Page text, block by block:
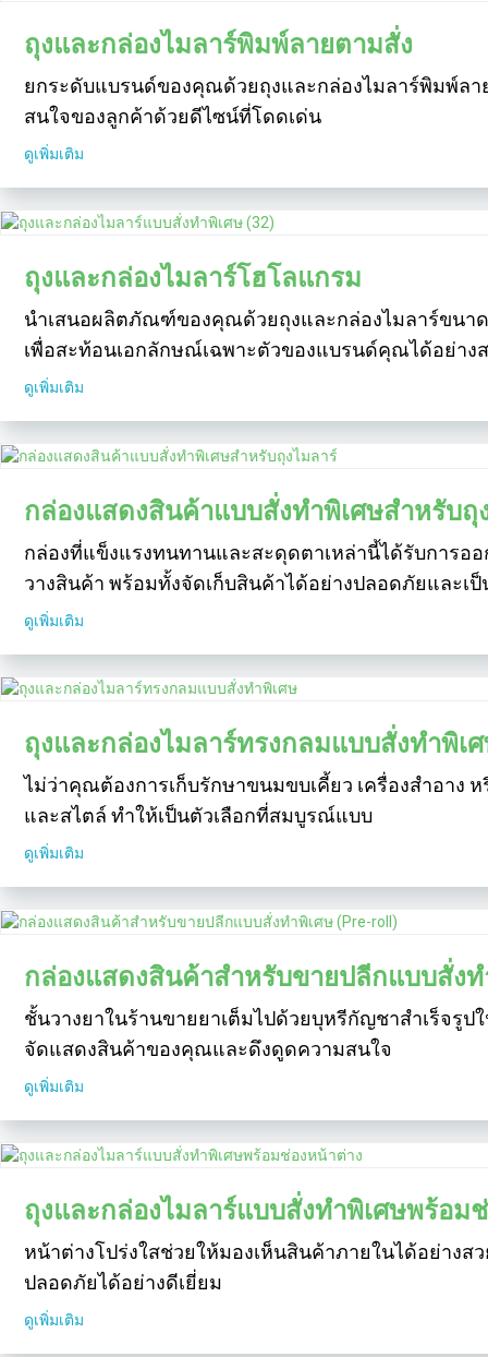
ถุงและกล่องไมลาร์พิมพ์ลายตามสั่ง
ยกระดับแบรนด์ของคุณด้วยถุงและกล่องไมลาร์พิมพ์ล
สนใจของลูกค้าด้วยดีไซน์ที่โดดเด่น
ดูเพิ่มเติม
ถุงและกล่องไมลาร์โฮโลแกรม
นำเสนอผลิตภัณฑ์ของคุณด้วยถุงและกล่องไมลาร์ขนา
เพื่อสะท้อนเอกลักษณ์เฉพาะตัวของแบรนด์คุณได้อย่า
ดูเพิ่มเติม
กล่องแสดงสินค้าแบบสั่งทำพิเศษสำหรับถุ
กล่องที่แข็งแรงทนทานและสะดุดตาเหล่านี้ได้รับการ
วางสินค้า พร้อมทั้งจัดเก็บสินค้าได้อย่างปลอดภัยและเป็
ดูเพิ่มเติม
ถุงและกล่องไมลาร์ทรงกลมแบบสั่งทำพิเ
ไม่ว่าคุณต้องการเก็บรักษาขนมขบเคี้ยว เครื่องสำอา
และสไตล์ ทำให้เป็นตัวเลือกที่สมบูรณ์แบบ
ดูเพิ่มเติม
กล่องแสดงสินค้าสำหรับขายปลีกแบบสั่ง
ชั้นวางยาในร้านขายยาเต็มไปด้วยบุหรีกัญชาสำเร็จ
จัดแสดงสินค้าของคุณและดึงดูดความสนใจ
ดูเพิ่มเติม
ถุงและกล่องไมลาร์แบบสั่งทำพิเศษพร้อม
หน้าต่างโปร่งใสช่วยให้มองเห็นสินค้าภายในได้อย่าง
ปลอดภัยได้อย่างดีเยี่ยม
ดูเพิ่มเติม